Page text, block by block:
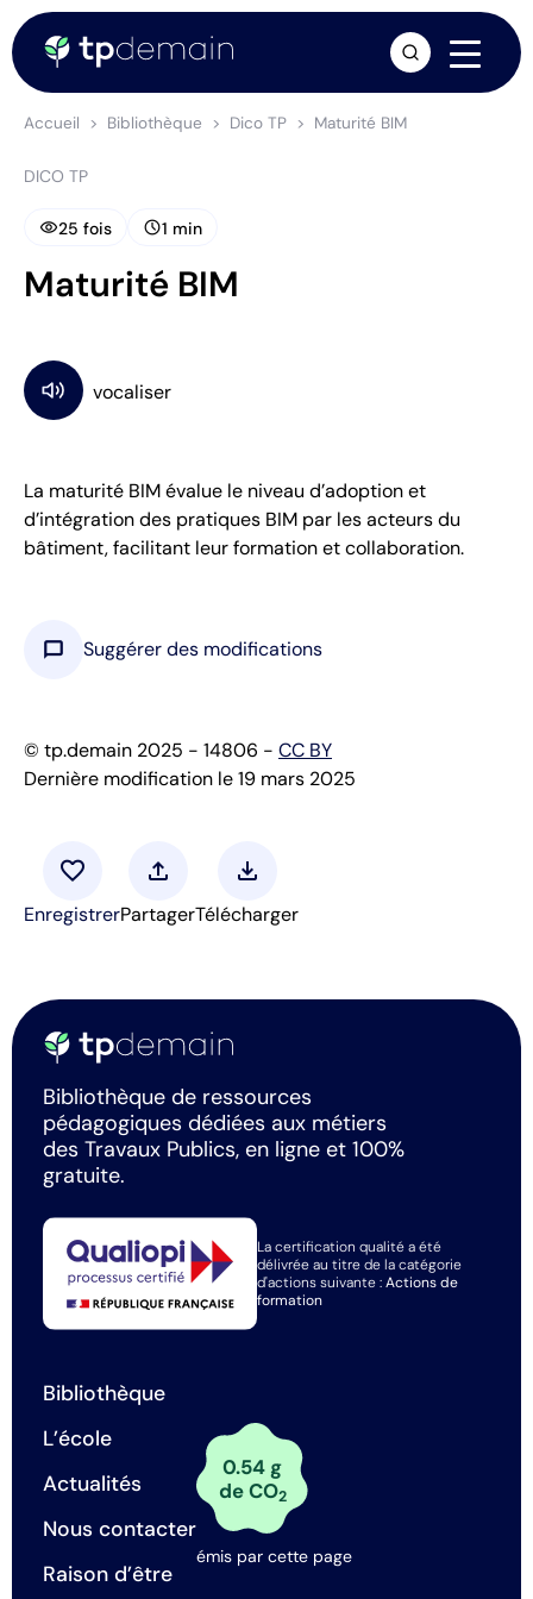
Accueil Bibliothèque Dico TP Maturité BIM
DICO TP
visibility25 fois schedule1 min
Maturité BIM
La maturité BIM évalue le niveau d’adoption et
d’intégration des pratiques BIM par les acteurs du
bâtiment, facilitant leur formation et collaboration.
chat_bubble Suggérer des modifications
© tp.demain 2025 - 14806 - CC BY
Dernière modification le 19 mars 2025
favorite
Enregistrer
upload
Partager
download
Télécharger
Bibliothèque de ressources
pédagogiques dédiées aux métiers
des Travaux Publics, en ligne et 100%
gratuite.
La certification qualité a été
délivrée au titre de la catégorie
d'actions suivante :Actions de
formation
Bibliothèque
L’école
Actualités
Nous contacter
Raison d’être
0.54 g
de CO2
émis par cette page
arrow_forward